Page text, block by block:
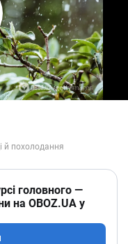
головного —
на OBOZ.UA у